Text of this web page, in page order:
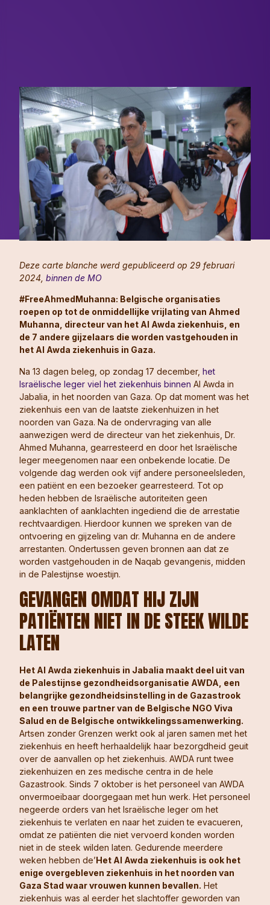
Deze carte blanche werd gepubliceerd op 29 februari
2024, binnen de MO
#FreeAhmedMuhanna: Belgische organisaties
roepen op tot de onmiddellijke vrijlating van Ahmed
Muhanna, directeur van het Al Awda ziekenhuis, en
de 7 andere gijzelaars die worden vastgehouden in
het Al Awda ziekenhuis in Gaza.
Na 13 dagen beleg, op zondag 17 december, het
Israëlische leger viel het ziekenhuis binnen Al Awda in
Jabalia, in het noorden van Gaza. Op dat moment was het
ziekenhuis een van de laatste ziekenhuizen in het
noorden van Gaza. Na de ondervraging van alle
aanwezigen werd de directeur van het ziekenhuis, Dr.
Ahmed Muhanna, gearresteerd en door het Israëlische
leger meegenomen naar een onbekende locatie. De
volgende dag werden ook vijf andere personeelsleden,
een patiënt en een bezoeker gearresteerd. Tot op
heden hebben de Israëlische autoriteiten geen
aanklachten of aanklachten ingediend die de arrestatie
rechtvaardigen. Hierdoor kunnen we spreken van de
ontvoering en gijzeling van dr. Muhanna en de andere
arrestanten. Ondertussen geven bronnen aan dat ze
worden vastgehouden in de Naqab gevangenis, midden
in de Palestijnse woestijn.
GEVANGEN OMDAT HIJ ZIJN
PATIËNTEN NIET IN DE STEEK WILDE
LATEN
Het Al Awda ziekenhuis in Jabalia maakt deel uit van
de Palestijnse gezondheidsorganisatie AWDA, een
belangrijke gezondheidsinstelling in de Gazastrook
en een trouwe partner van de Belgische NGO Viva
Salud en de Belgische ontwikkelingssamenwerking.
Artsen zonder Grenzen werkt ook al jaren samen met het
ziekenhuis en heeft herhaaldelijk haar bezorgdheid geuit
over de aanvallen op het ziekenhuis. AWDA runt twee
ziekenhuizen en zes medische centra in de hele
Gazastrook. Sinds 7 oktober is het personeel van AWDA
onvermoeibaar doorgegaan met hun werk. Het personeel
negeerde orders van het Israëlische leger om het
ziekenhuis te verlaten en naar het zuiden te evacueren,
omdat ze patiënten die niet vervoerd konden worden
niet in de steek wilden laten. Gedurende meerdere
weken hebben de’Het Al Awda ziekenhuis is ook het
enige overgebleven ziekenhuis in het noorden van
Gaza Stad waar vrouwen kunnen bevallen. Het
ziekenhuis was al eerder het slachtoffer geworden van